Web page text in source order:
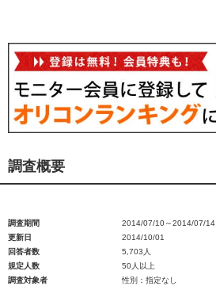
調査概要
調査期間
2014/07/10～2014/07/14
更新日
2014/10/01
回答者数
5,703人
規定人数
50人以上
調査対象者
性別：指定なし